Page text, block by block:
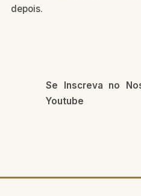
depois.
Se Inscreva no
Youtube